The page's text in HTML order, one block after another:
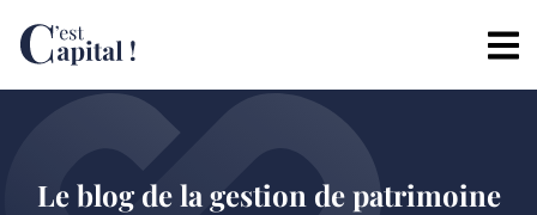
Le blog de la gestion de patrimoine